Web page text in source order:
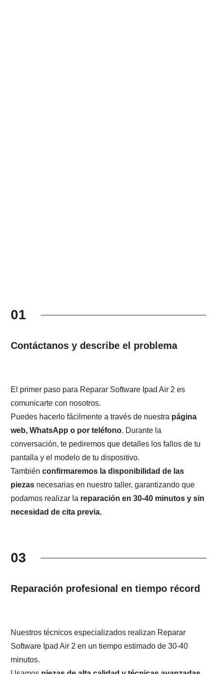
01
Contáctanos y describe el problema
El primer paso para Reparar Software Ipad Air 2 es
comunicarte con nosotros.
Puedes hacerlo fácilmente a través de nuestra página
web, WhatsApp o por teléfono. Durante la
conversación, te pediremos que detalles los fallos de tu
pantalla y el modelo de tu dispositivo.
Tambiénconfirmaremos la disponibilidad de las
piezas necesarias en nuestro taller, garantizando que
podamos realizar la reparación en 30-40 minutos y sin
necesidad de cita previa.
03
Reparación profesional en tiempo récord
Nuestros técnicos especializados realizan Reparar
Software Ipad Air 2 en un tiempo estimado de 30-40
minutos.